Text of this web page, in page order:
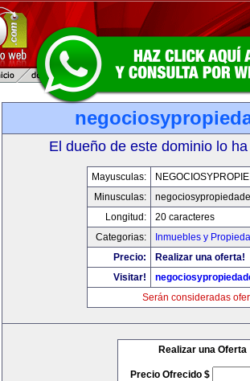
El dueño de este dominio lo
Mayusculas:
Minusculas:
Longitud:
20 caracteres
Categorias:
Inmuebles y
Precio:
Realizar una oferta!
Visitar!
Serán consideradas
Realizar una Oferta
Precio Ofrecido $